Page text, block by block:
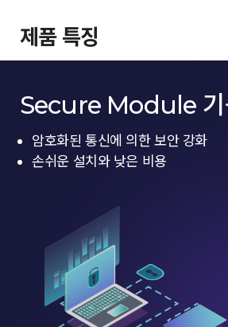
제품 특징
Secure Module 기
암호화된 통신에 의한 보안 강화
손쉬운 설치와 낮은 비용